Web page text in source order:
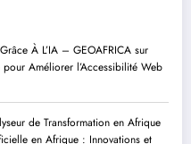
À L’IA – GEOAFRICA sur
Améliorer l’Accessibilité Web
de Transformation en Afrique
en Afrique : Innovations et